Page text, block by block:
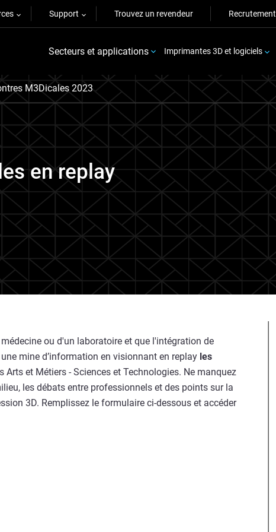
Support Trouvez un revendeur Recrutement
Secteurs et applications Imprimantes 3D et logiciels
M3Dicales 2023
en replay
ou d'un laboratoire et que l'intégration de
mine d’information en visionnant en replay les
Arts et Métiers - Sciences et Technologies. Ne manquez
les débats entre professionnels et des points sur la
3D. Remplissez le formulaire ci-dessous et accéder